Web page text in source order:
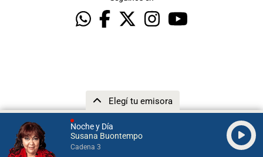
Noche y Día
Susana Buontempo
Cadena 3
Elegí tu emisora